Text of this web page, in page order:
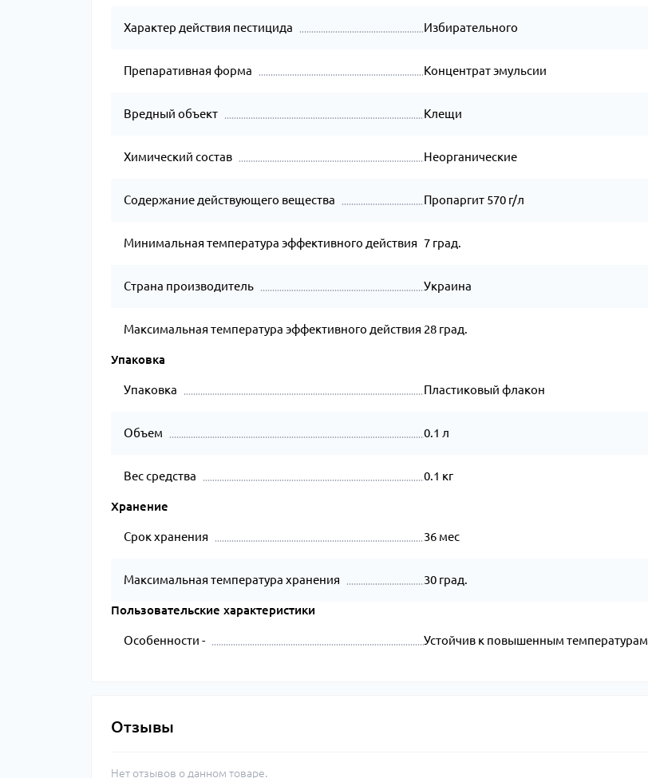
Характер действия пестицида Избирательного
Препаративная форма Концентрат эмульсии
Вредный объект Клещи
Химический состав Неорганические
Содержание действующего вещества Пропаргит 570 г/л
Минимальная температура эффективного действия 7 град.
Страна производитель Украина
Максимальная температура эффективного действия 28 град.
Упаковка
Упаковка Пластиковый флакон
Объем 0.1 л
Вес средства 0.1 кг
Хранение
Срок хранения 36 мес
Максимальная температура хранения 30 град.
Пользовательские характеристики
Особенности - Устойчив к повышенным температурам
Отзывы
Нет отзывов о данном товаре.